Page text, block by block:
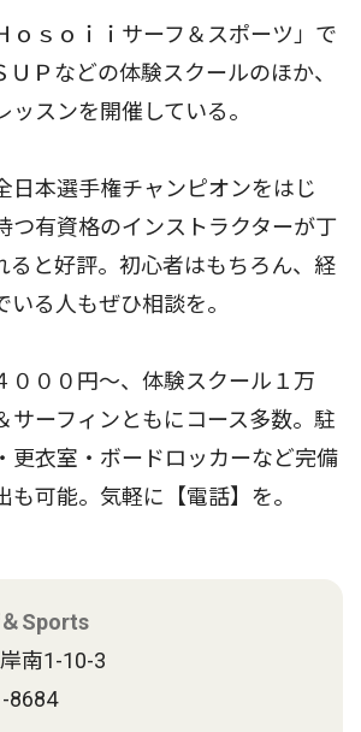
ｓｏｉｉサーフ＆スポーツ」で
ＵＰなどの体験スクールのほか、
ッスンを開催している。
本選手権チャンピオンをはじ
つ有資格のインストラクターが丁
ると好評。初心者はもちろん、経
る人もぜひ相談を。
００円〜、体験スクール１万
サーフィンともにコース多数。駐
更衣室・ボードロッカーなど完備
も可能。気軽に【電話】を。
Sports
南1-10-3
8684